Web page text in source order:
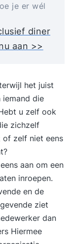
je er wél
diner
aan >>
het juist
die
u zelf ook
zichzelf
zelf niet eens
aan om een
inroepen.
en de
ziet
dan
Hiermee